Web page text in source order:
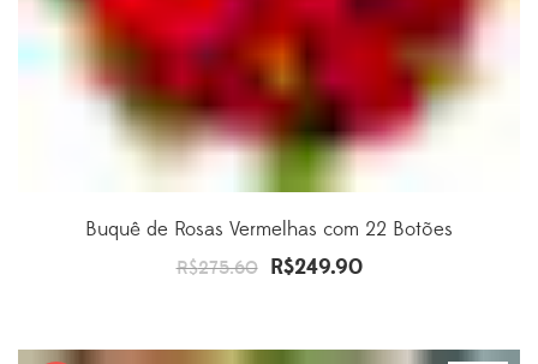
Buquê de Rosas Vermelhas com 22 Botões
R$275.60 O
R$249.90O